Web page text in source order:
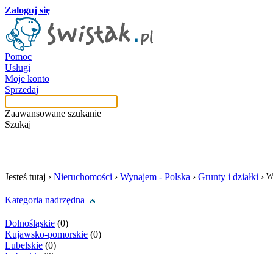
Zaloguj się
Pomoc
Usługi
Moje konto
Sprzedaj
Zaawansowane szukanie
Szukaj
Jesteś tutaj › Nieruchomości › Wynajem - Polska › Grunty i działki ›
Kategoria nadrzędna
Dolnośląskie (0)
Kujawsko-pomorskie (0)
Lubelskie (0)